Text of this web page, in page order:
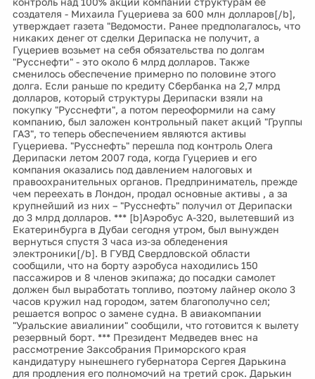
создателя - Михаила Гуцериева за 600 млн долларов[/b],
утверждает газета "Ведомости. Ранее предполагалось, что
никаких денег от сделки Дерипаска не получит, а
Гуцериев возьмет на себя обязательства по долгам
"Русснефти" - это около 6 млрд долларов. Также
сменилось обеспечение примерно по половине этого
долга. Если раньше по кредиту Сбербанка на 2,7 млрд
долларов, который структуры Дерипаски взяли на
покупку "Русснефти", а потом переоформили на саму
компанию, был заложен контрольный пакет акций "Группы
ГАЗ", то теперь обеспечением являются активы
Гуцериева. "Русснефть" перешла под контроль Олега
Дерипаски летом 2007 года, когда Гуцериев и его
компания оказались под давлением налоговых и
правоохранительных органов. Предприниматель, прежде
чем переехать в Лондон, продал основные активы , а за
крупнейший из них – "Русснефть" получил от Дерипаски
до 3 млрд долларов. *** [b]Аэробус А-320, вылетевший из
Екатеринбурга в Дубаи сегодня утром, был вынужден
вернуться спустя 3 часа из-за обледенения
электроники[/b]. В ГУВД Свердловской области
сообщили, что на борту аэробуса находились 150
пассажиров и 8 членов экипажа; до посадки самолет
должен был выработать топливо, поэтому лайнер около 3
часов кружил над городом, затем благополучно сел;
решается вопрос о замене судна. В авиакомпании
"Уральские авиалинии" сообщили, что готовится к вылету
резервный борт. *** Президент Медведев внес на
рассмотрение Заксобрания Приморского края
кандидатуру нынешнего губернатора Сергея Дарькина
для продления его полномочий на третий срок. Дарькин